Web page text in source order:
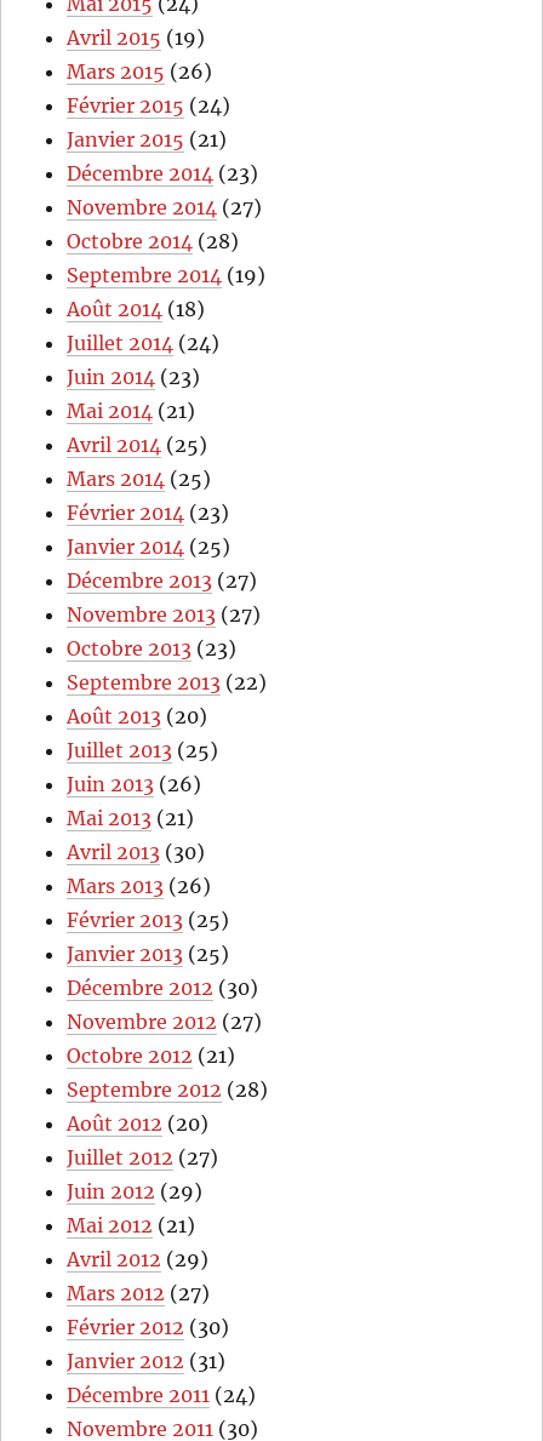
Avril 2015 (19)
Mars 2015 (26)
Février 2015 (24)
Janvier 2015 (21)
Décembre 2014 (23)
Novembre 2014 (27)
Octobre 2014 (28)
Septembre 2014 (19)
Août 2014 (18)
Juillet 2014 (24)
Juin 2014 (23)
Mai 2014 (21)
Avril 2014 (25)
Mars 2014 (25)
Février 2014 (23)
Janvier 2014 (25)
Décembre 2013 (27)
Novembre 2013 (27)
Octobre 2013 (23)
Septembre 2013 (22)
Août 2013 (20)
Juillet 2013 (25)
Juin 2013 (26)
Mai 2013 (21)
Avril 2013 (30)
Mars 2013 (26)
Février 2013 (25)
Janvier 2013 (25)
Décembre 2012 (30)
Novembre 2012 (27)
Octobre 2012 (21)
Septembre 2012 (28)
Août 2012 (20)
Juillet 2012 (27)
Juin 2012 (29)
Mai 2012 (21)
Avril 2012 (29)
Mars 2012 (27)
Février 2012 (30)
Janvier 2012 (31)
Décembre 2011 (24)
Novembre 2011 (30)